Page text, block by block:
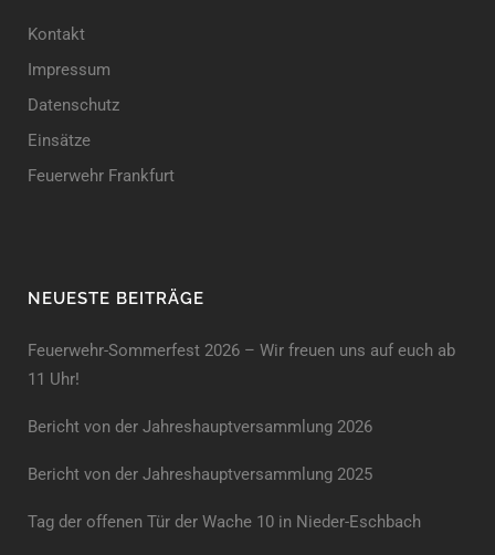
Kontakt
Impressum
Datenschutz
Einsätze
Feuerwehr Frankfurt
NEUESTE BEITRÄGE
Feuerwehr-Sommerfest 2026 – Wir freuen uns auf euch ab
11 Uhr!
Bericht von der Jahreshauptversammlung 2026
Bericht von der Jahreshaupt­versammlung 2025
Tag der offenen Tür der Wache 10 in Nieder-Eschbach